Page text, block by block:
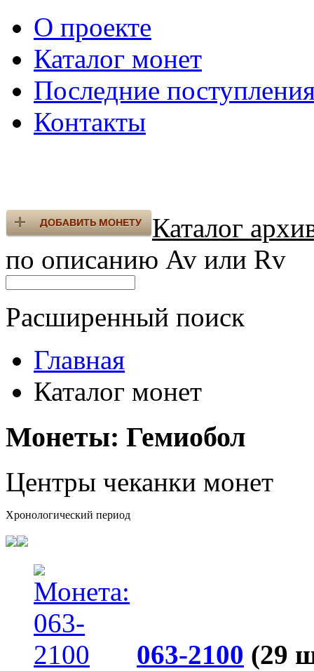
О проекте
Каталог монет
Последние
Контакты
Каталог
по описанию Av или Rv
Расширенный поиск
Главная
Каталог монет
Монеты: Гемиобол
Центры чеканки монет
Хронологический период
063-2100 (29